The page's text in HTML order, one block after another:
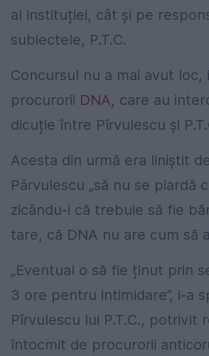
al instituției, cât și pe
subiectele, P.T.C.
Concursul nu a mai avut
procurorii DNA, care au
dicuție între Pîrvulescu și
Acesta din urmă era liniștit
Pârvulescu „să nu se piardă
zicându-i că trebuie să fie
tare, că DNA nu are cum să
„Eventual o să fie ținut prin
3 ore pentru intimidare”, i-a
Pîrvulescu lui P.T.C., potrivit
întocmit de procurorii